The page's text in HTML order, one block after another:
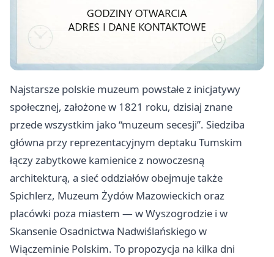
Najstarsze polskie muzeum powstałe z inicjatywy
społecznej, założone w 1821 roku, dzisiaj znane
przede wszystkim jako “muzeum secesji”. Siedziba
główna przy reprezentacyjnym deptaku Tumskim
łączy zabytkowe kamienice z nowoczesną
architekturą, a sieć oddziałów obejmuje także
Spichlerz, Muzeum Żydów Mazowieckich oraz
placówki poza miastem — w Wyszogrodzie i w
Skansenie Osadnictwa Nadwiślańskiego w
Wiączeminie Polskim. To propozycja na kilka dni